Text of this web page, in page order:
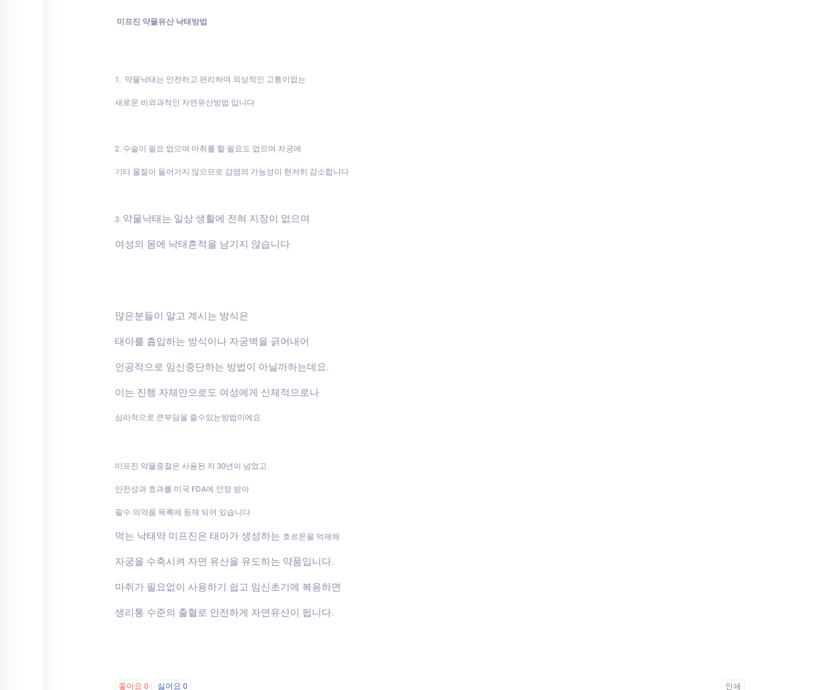
미프진 약물유산 낙태방법
1. 약물낙태는 안전하고 편리하며 외상적인 고통이없는
새로운 비외과적인 자연유산방법 입니다
2. 수술이 필요 없으며 마취를 할 필요도 없으며 자궁에
기타 물질이 들어가지 않으므로 감염의 가능성이 현저히 감소합니다
3. 약물낙태는 일상 생활에 전혀 지장이 없으며
여성의 몸에 낙태흔적을 남기지 않습니다
많은분들이 알고 계시는 방식은
태아를 흡입하는 방식이나 자궁벽을 긁어내어
인공적으로 임신중단하는 방법이 아닐까하는데요.
이는 진행 자체만으로도 여성에게 신체적으로나
심리적으로 큰부담을 줄수있는방법이에요
미프진 약물중절은 사용된 지 30년이 넘었고
안전성과 효과를 미국 FDA에 인정 받아
필수 의약품 목록에 등재 되어 있습니다
먹는 낙태약 미프진은 태아가 생성하는 호르몬을 억제해
자궁을 수축시켜 자연 유산을 유도하는 약품입니다.
마취가 필요없이 사용하기 쉽고 임신초기에 복용하면
생리통 수준의 출혈로 안전하게 자연유산이 됩니다.
좋아요 0 싫어요 0 인쇄